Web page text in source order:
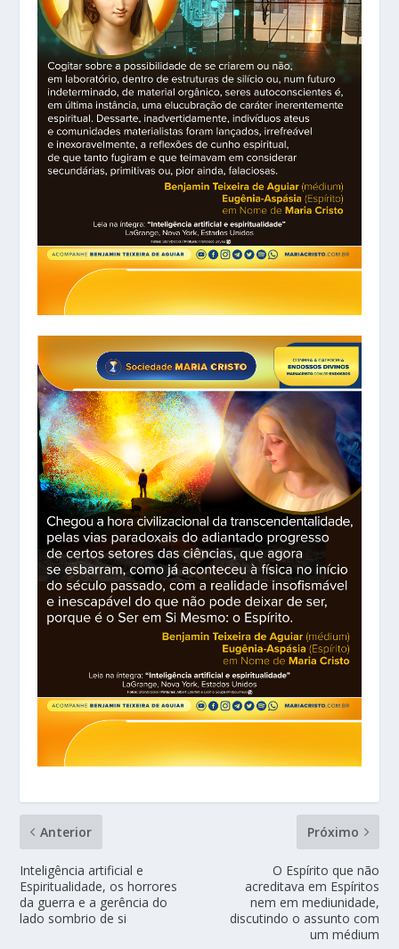
Anterior
Inteligência artificial e
Espiritualidade, os horrores
da guerra e a gerência do
lado sombrio de si
Próximo
O Espírito que não
acreditava em Espíritos
nem em mediunidade,
discutindo o assunto com
um médium